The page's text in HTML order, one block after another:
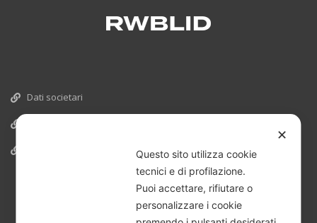
Dati societari
✕
Questo sito utilizza cookie
tecnici e di profilazione.
Puoi accettare, rifiutare o
personalizzare i cookie